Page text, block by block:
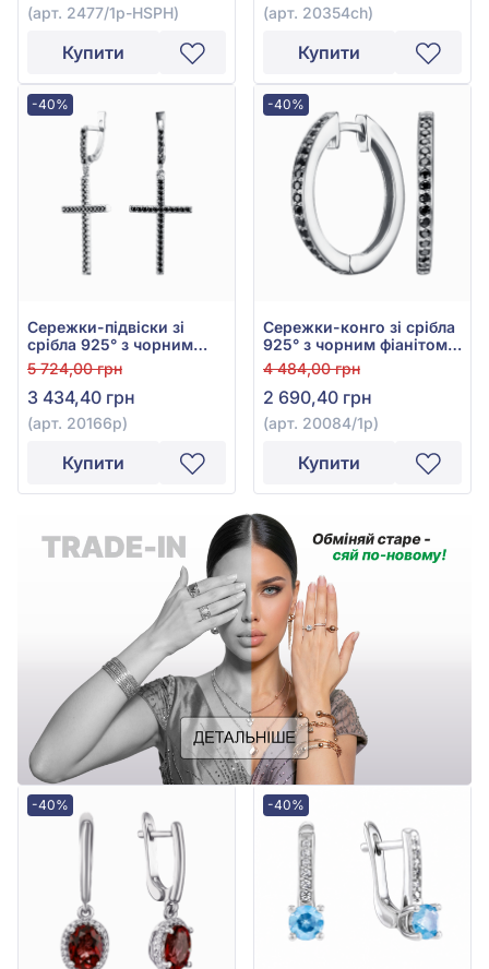
(арт. 2477/1р-HSPH)
Купити
(арт. 20354ch)
Купити
-40%
Сережки-підвіски зі
срібла 925° з чорним
фіанітом/куб.цирконієм,
арт. 20166р
5 724,00 грн
3 434,40 грн
(арт. 20166р)
Купити
-40%
Сережки-конго зі срібла
925° з чорним фіанітом/
куб.цирконієм, арт.
20084/1р
4 484,00 грн
2 690,40 грн
(арт. 20084/1р)
Купити
-40% -40%